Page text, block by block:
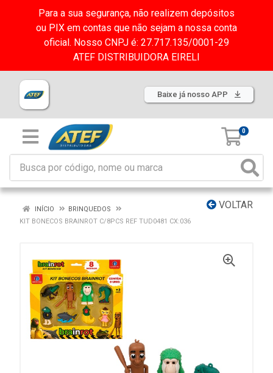
Para a sua segurança, não realizem depósitos
ou PIX em contas que não sejam a nossa conta
oficial. Nosso CNPJ é: 27.717.135/0001-29
ATEF DISTRIBUIDORA EIRELI
Baixe já nosso APP
0
VOLTAR
INÍCIO
BRINQUEDOS
KIT BONECOS BRAINROT C/8PCS REF TUD0481 CX:036